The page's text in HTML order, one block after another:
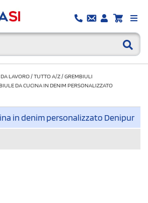
LAVORO/TUTTO A/Z/GREMBIULI
DA CUCINA IN DENIM PERSONALIZZATO
in denim personalizzato Denipur